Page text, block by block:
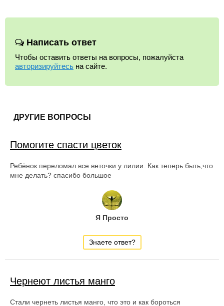
Написать ответ
Чтобы оставить ответы на вопросы, пожалуйста
авторизируйтесь на сайте.
ДРУГИЕ ВОПРОСЫ
Помогите спасти цветок
Ребёнок переломал все веточки у лилии. Как теперь быть,что
мне делать? спасибо большое
Я Просто
Знаете ответ?
Чернеют листья манго
Стали чернеть листья манго, что это и как бороться